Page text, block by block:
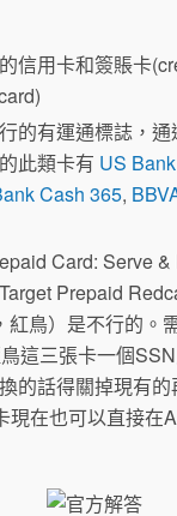
信用卡和簽賬卡
的有運通標誌，
此類卡有 US
Cash 365,
Card: Serve
Prepaid
紅鳥）是不行的。
這三張卡一個
的話得關掉現有
現在也可以直接在